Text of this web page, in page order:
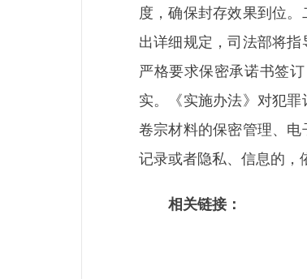
度，确保封存效果到位
出详细规定，司法部将
严格要求保密承诺书签
实。《实施办法》对犯
卷宗材料的保密管理、
记录或者隐私、信息的，
相关链接：